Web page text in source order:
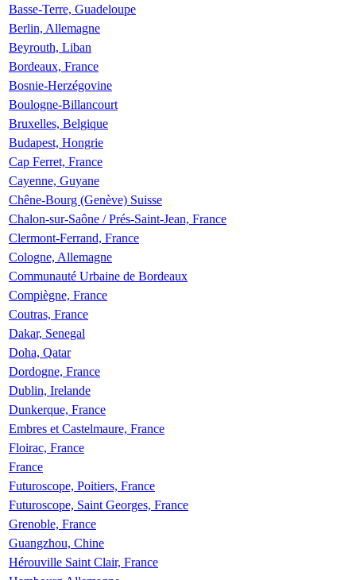
Basse-Terre, Guadeloupe
Berlin, Allemagne
Beyrouth, Liban
Bordeaux, France
Bosnie-Herzégovine
Boulogne-Billancourt
Bruxelles, Belgique
Budapest, Hongrie
Cap Ferret, France
Cayenne, Guyane
Chêne-Bourg (Genève) Suisse
Chalon-sur-Saône / Prés-Saint-Jean, France
Clermont-Ferrand, France
Cologne, Allemagne
Communauté Urbaine de Bordeaux
Compiègne, France
Coutras, France
Dakar, Senegal
Doha, Qatar
Dordogne, France
Dublin, Irelande
Dunkerque, France
Embres et Castelmaure, France
Floirac, France
France
Futuroscope, Poitiers, France
Futuroscope, Saint Georges, France
Grenoble, France
Guangzhou, Chine
Hérouville Saint Clair, France